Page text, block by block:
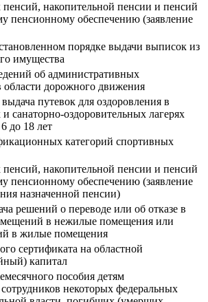
накопительной пенсии и пенсий
пенсионному обеспечению (заявление
порядке выдачи выписок из
имущества
об административных
дорожного движения
путевок для оздоровления в
и санаторно-оздоровительных лагерях
до 18 лет
категорий спортивных
накопительной пенсии и пенсий
пенсионному обеспечению (заявление
назначенной пенсии)
решений о переводе или об отказе в
в нежилые помещения или
в жилые помещения
сертификата на областной
капитал
пособия детям
некоторых федеральных